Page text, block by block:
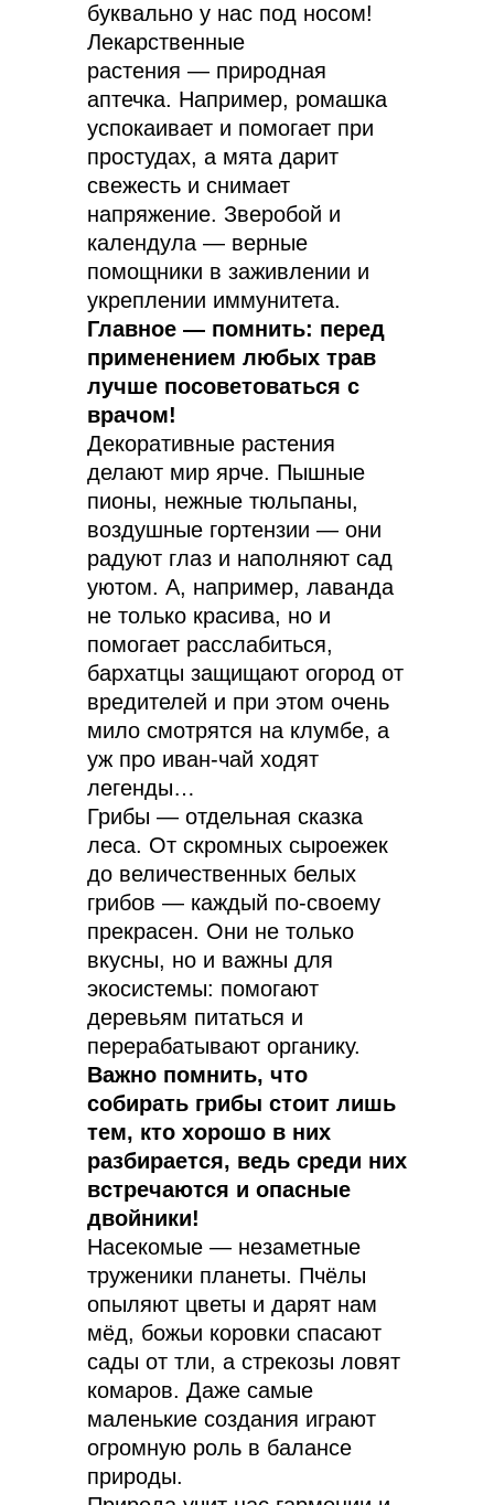
буквально у нас под носом!
Лекарственные
растения — природная
аптечка. Например, ромашка
успокаивает и помогает при
простудах, а мята дарит
свежесть и снимает
напряжение. Зверобой и
календула — верные
помощники в заживлении и
укреплении иммунитета.
Главное — помнить: перед
применением любых трав
лучше посоветоваться с
врачом!
Декоративные растения
делают мир ярче. Пышные
пионы, нежные тюльпаны,
воздушные гортензии — они
радуют глаз и наполняют сад
уютом. А, например, лаванда
не только красива, но и
помогает расслабиться,
бархатцы защищают огород от
вредителей и при этом очень
мило смотрятся на клумбе, а
уж про иван-чай ходят
легенды…
Грибы — отдельная сказка
леса. От скромных сыроежек
до величественных белых
грибов — каждый по-своему
прекрасен. Они не только
вкусны, но и важны для
экосистемы: помогают
деревьям питаться и
перерабатывают органику.
Важно помнить, что
собирать грибы стоит лишь
тем, кто хорошо в них
разбирается, ведь среди них
встречаются и опасные
двойники!
Насекомые — незаметные
труженики планеты. Пчёлы
опыляют цветы и дарят нам
мёд, божьи коровки спасают
сады от тли, а стрекозы ловят
комаров. Даже самые
маленькие создания играют
огромную роль в балансе
природы.